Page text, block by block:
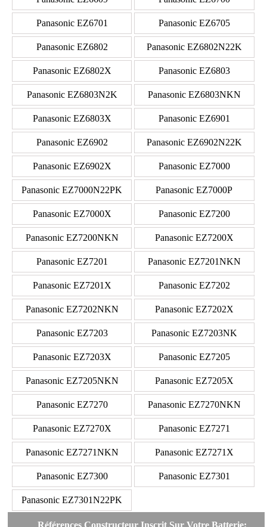
Panasonic EZ6701 Panasonic EZ6705
Panasonic EZ6802 Panasonic EZ6802N22K
Panasonic EZ6802X Panasonic EZ6803
Panasonic EZ6803N2K Panasonic EZ6803NKN
Panasonic EZ6803X Panasonic EZ6901
Panasonic EZ6902 Panasonic EZ6902N22K
Panasonic EZ6902X Panasonic EZ7000
Panasonic EZ7000N22PK Panasonic EZ7000P
Panasonic EZ7000X Panasonic EZ7200
Panasonic EZ7200NKN Panasonic EZ7200X
Panasonic EZ7201 Panasonic EZ7201NKN
Panasonic EZ7201X Panasonic EZ7202
Panasonic EZ7202NKN Panasonic EZ7202X
Panasonic EZ7203 Panasonic EZ7203NK
Panasonic EZ7203X Panasonic EZ7205
Panasonic EZ7205NKN Panasonic EZ7205X
Panasonic EZ7270 Panasonic EZ7270NKN
Panasonic EZ7270X Panasonic EZ7271
Panasonic EZ7271NKN Panasonic EZ7271X
Panasonic EZ7300 Panasonic EZ7301
Panasonic EZ7301N22PK
Références Constructeur Inscrit Sur Votre Batterie: